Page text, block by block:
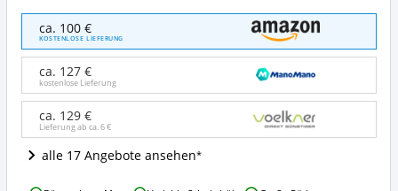
City
Akku
Rasenmäher
GE-
CM
18/30
Angebote:
Wo
ca. 100 €
KOSTENLOSE LIEFERUNG
ca. 127 €
kostenlose Lieferung
ca. 129 €
Lieferung ab ca.6 €
alle 17 Angebote ansehen